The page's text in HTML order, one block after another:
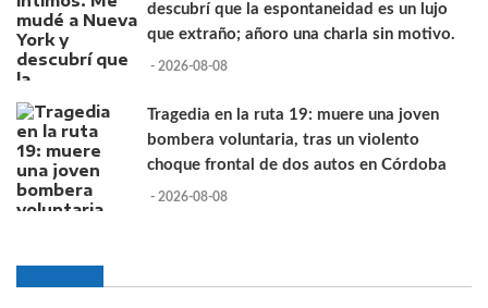
descubrí que la espontaneidad es un lujo
que extraño; añoro una charla sin motivo.
- 2026-08-08
Tragedia en la ruta 19: muere una joven
bombera voluntaria, tras un violento
choque frontal de dos autos en Córdoba
- 2026-08-08